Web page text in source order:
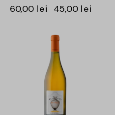
60,00 lei 45,00 lei